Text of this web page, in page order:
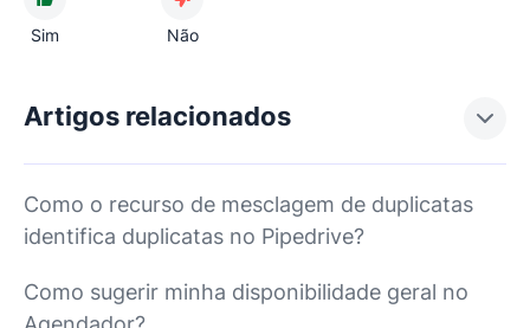
Sim Não
Artigos relacionados
Como o recurso de mesclagem de duplicatas
identifica duplicatas no Pipedrive?
Como sugerir minha disponibilidade geral no